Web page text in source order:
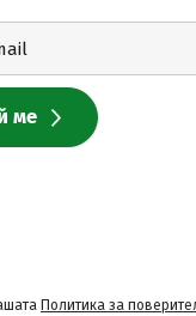
Политика за